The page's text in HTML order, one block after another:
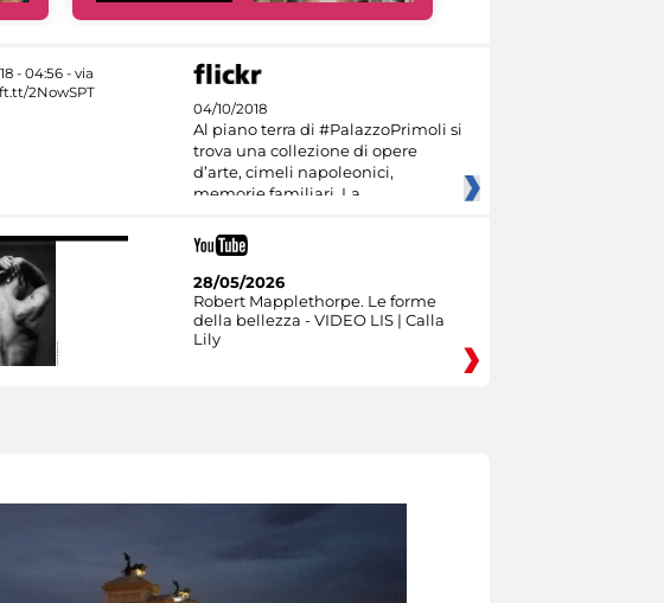
04/10/2018
Al piano terra di #PalazzoPrimoli si
trova una collezione di opere
d’arte, cimeli napoleonici,
memorie familiari. La
28/05/2026
Robert Mapplethorpe. Le forme
della bellezza - VIDEO LIS | Calla
Lily